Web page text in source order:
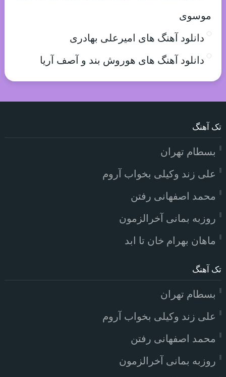
موسوی
دانلود آهنگ های امیرعلی بهادری
دانلود آهنگ های هوروش بند و آصف آریا
تک آهنگ
بسطام تهران
علی زند وکیلی بخواب آروم
محمد اصفهانی رفتن
روزبه بمانی آخرالزمون
ماهان بهرام خان تا ابد
تک آهنگ
بسطام تهران
علی زند وکیلی بخواب آروم
محمد اصفهانی رفتن
روزبه بمانی آخرالزمون